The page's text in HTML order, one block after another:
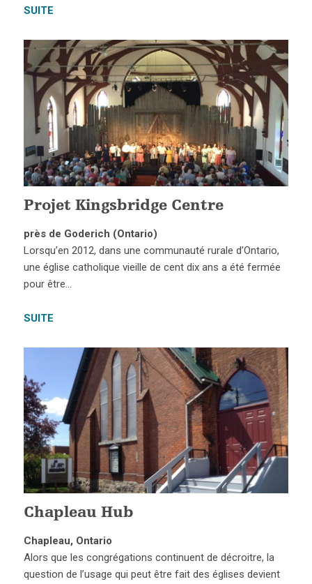
SUITE
Projet Kingsbridge Centre
près de Goderich (Ontario)
Lorsqu’en 2012, dans une communauté rurale d’Ontario,
une église catholique vieille de cent dix ans a été fermée
pour être…
SUITE
Chapleau Hub
Chapleau, Ontario
Alors que les congrégations continuent de décroitre, la
question de l’usage qui peut être fait des églises devient